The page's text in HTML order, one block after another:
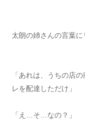
太朗の姉さんの言葉に
「あれは、うちの店
レを配達しただけ」
「え…そ…なの？」